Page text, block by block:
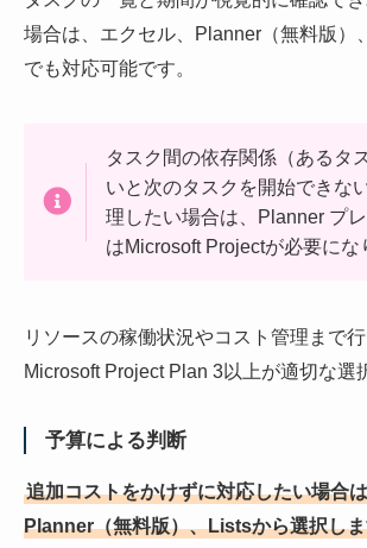
場合は、エクセル、Planner（無料版）
でも対応可能です。
タスク間の依存関係（あるタ
いと次のタスクを開始できな
理したい場合は、Planner プ
はMicrosoft Projectが必要にな
リソースの稼働状況やコスト管理まで行
Microsoft Project Plan 3以上が適切な選
予算による判断
追加コストをかけずに対応したい場合
Planner（無料版）、Listsから選択し